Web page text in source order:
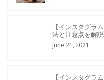
【インスタグラ
法と注意点を解説
June 21, 2021
【インスタグラ